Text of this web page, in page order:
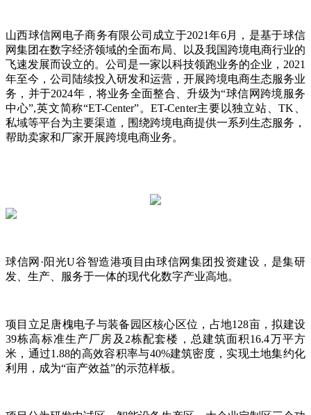
山西球信网电子商务有限公司成立于2021年6月，是基于球信
网集团在数字经济领域的全面布局、以及我国跨境电商行业的
飞速发展而设立的。公司是一家以科技领跑业务的企业，2021
年至今，公司陆续投入研发和运营，开展跨境电商生态服务业
务，并于2024年，将业务全面整合、升级为“球信网跨境服务
中心”,英文简称“ET-Center”。ET-Center主要以独立站、TK、
私域等平台为主要渠道，围绕跨境电商提供一系列生态服务，
帮助卖家和厂家开展跨境电商业务。
球信网·阳光U谷智造港项目由球信网集团投资建设，是集研
发、生产、服务于一体的现代化数字产业高地。
项目立足唐槐电子与装备园区核心区位，占地128亩，拟建设
39栋高标准生产厂房及2栋配套楼，总建筑面积16.4万平方
米，通过1.88的高效容积率与40%建筑密度，实现土地集约化
利用，成为“亩产效益”的示范样板。